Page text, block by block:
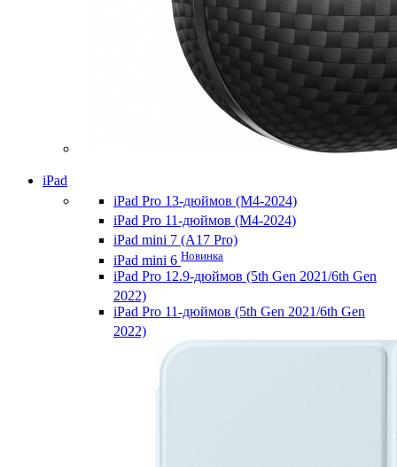
iPad
iPad Pro 13-дюймов (M4-2024)
iPad Pro 11-дюймов (M4-2024)
iPad mini 7 (A17 Pro)
iPad mini 6 Новинка
iPad Pro 12.9-дюймов (5th Gen 2021/6th Gen
2022)
iPad Pro 11-дюймов (5th Gen 2021/6th Gen
2022)